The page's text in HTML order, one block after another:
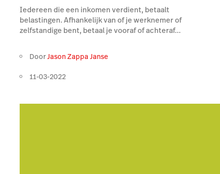
Iedereen die een inkomen verdient, betaalt
belastingen. Afhankelijk van of je werknemer of
zelfstandige bent, betaal je vooraf of achteraf...
DoorJason Zappa Janse
11-03-2022